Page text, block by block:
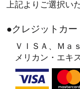
上記よりご選択い
●クレジットカー
ＶＩＳＡ、Ｍａ
メリカン・エキ